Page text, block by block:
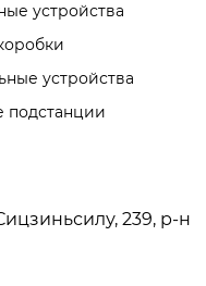
устройства
устройства
подстанции
239, р-н